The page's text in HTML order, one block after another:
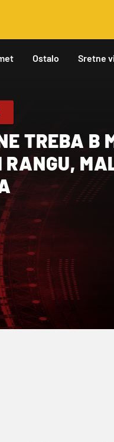
Ostalo Sretne
TREBA B
RANGU,